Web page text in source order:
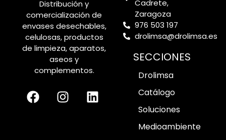
Distribución y
comercialización de
envases desechables,
celulosas, productos
de limpieza, aparatos,
aseos y
complementos.
Cadrete,
Zaragoza
976 503 197
drolimsa@drolimsa.es
SECCIONES
Drolimsa
Catálogo
Soluciones
Medioambiente